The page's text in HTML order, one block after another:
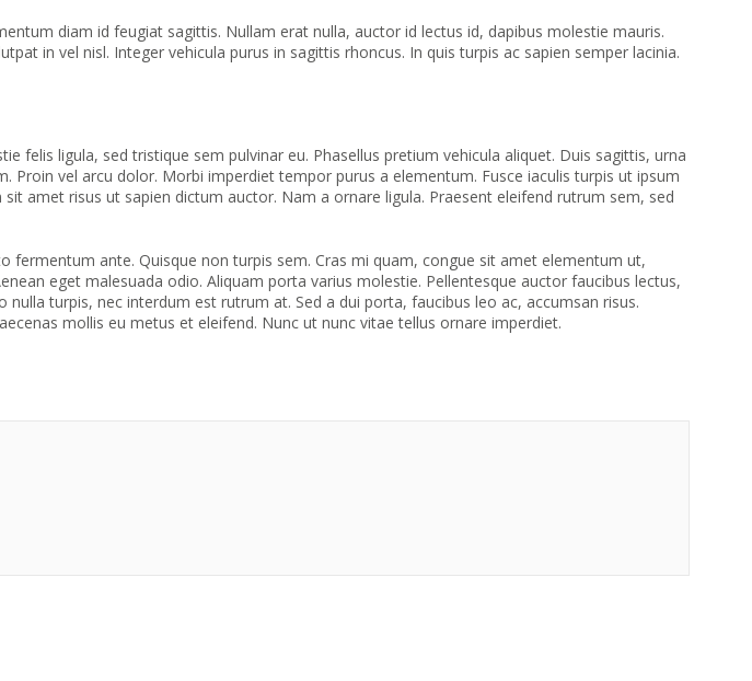
diam id feugiat sagittis. Nullam erat nulla, auctor id lectus id, dapibus molestie mauris.
in vel nisl. Integer vehicula purus in sagittis rhoncus. In quis turpis ac sapien semper lacinia.
felis ligula, sed tristique sem pulvinar eu. Phasellus pretium vehicula aliquet. Duis sagittis, urna
vel arcu dolor. Morbi imperdiet tempor purus a elementum. Fusce iaculis turpis ut ipsum
amet risus ut sapien dictum auctor. Nam a ornare ligula. Praesent eleifend rutrum sem, sed
ante. Quisque non turpis sem. Cras mi quam, congue sit amet elementum ut,
eget malesuada odio. Aliquam porta varius molestie. Pellentesque auctor faucibus lectus,
turpis, nec interdum est rutrum at. Sed a dui porta, faucibus leo ac, accumsan risus.
mollis eu metus et eleifend. Nunc ut nunc vitae tellus ornare imperdiet.